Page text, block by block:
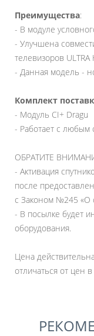
Преимущества:
- В модуле
- Улучшена
телевизоров ULTRA
- Данная модель -
Комплект
- Модуль CI+ Dragu
- Работает с любым
ОБРАТИТЕ
- Активация
после
с Законом №245 «О
- В посылке будет
оборудования.
Цена
отличаться от цен